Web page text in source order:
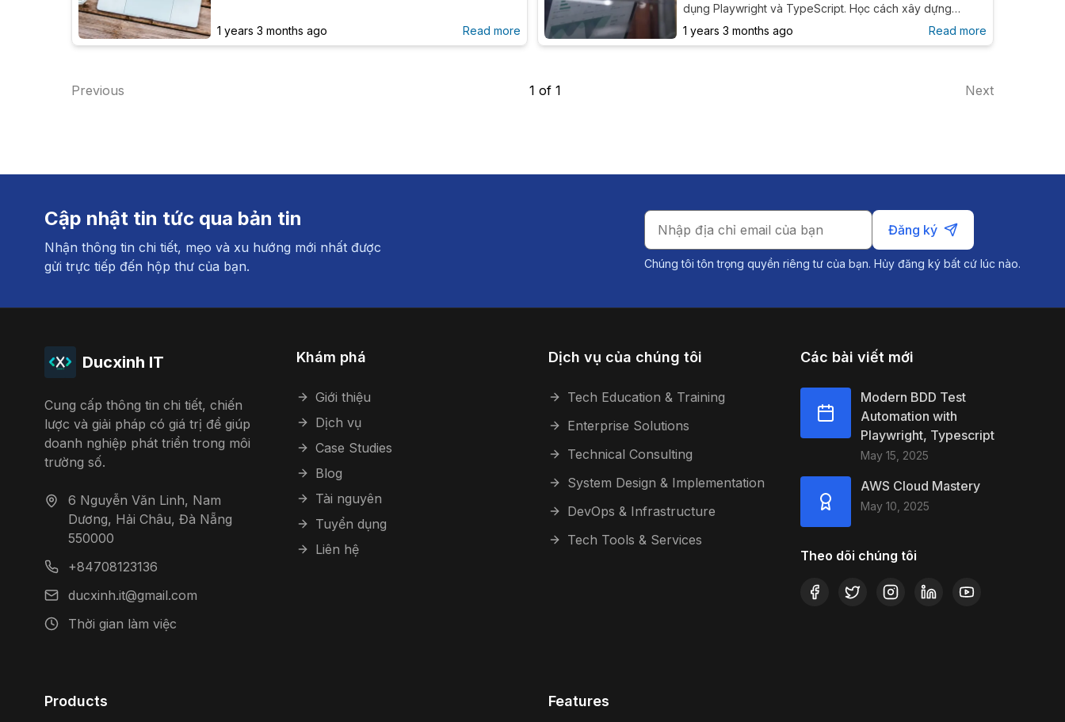
1 years 3 months ago Read more
dụng Playwright và TypeScript. Học cách xây dựng
framework testing hiện đại với Cucumber, Gherkin và các
best practices trong ngành.
1 years 3 months ago Read more
Previous 1 of 1 Next
Cập nhật tin tức qua bản tin
Nhận thông tin chi tiết, mẹo và xu hướng mới nhất được
gửi trực tiếp đến hộp thư của bạn.
Đăng ký
Chúng tôi tôn trọng quyền riêng tư của bạn. Hủy đăng ký bất cứ lúc nào.
Ducxinh IT
Cung cấp thông tin chi tiết, chiến
lược và giải pháp có giá trị để giúp
doanh nghiệp phát triển trong môi
trường số.
6 Nguyễn Văn Linh, Nam
Dương, Hải Châu, Đà Nẵng
550000
+84708123136
ducxinh.it@gmail.com
Thời gian làm việc
Khám phá
Giới thiệu
Dịch vụ
Case Studies
Blog
Tài nguyên
Tuyển dụng
Liên hệ
Dịch vụ của chúng tôi
Tech Education & Training
Enterprise Solutions
Technical Consulting
System Design & Implementation
DevOps & Infrastructure
Tech Tools & Services
Các bài viết mới
Modern BDD Test
Automation with
Playwright, Typescript
May 15, 2025
AWS Cloud Mastery
May 10, 2025
Theo dõi chúng tôi
Products Features